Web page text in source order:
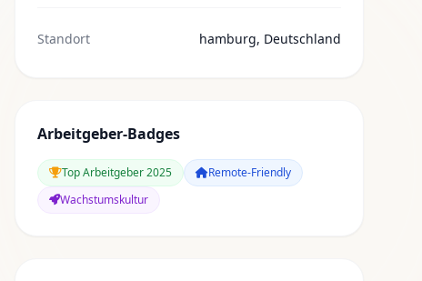
Standort hamburg, Deutschland
Arbeitgeber-Badges
Top Arbeitgeber 2025
Remote-Friendly
Wachstumskultur